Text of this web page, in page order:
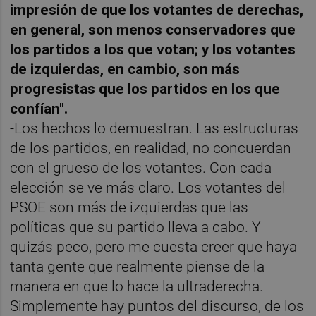
impresión de que los votantes de derechas,
en general, son menos conservadores que
los partidos a los que votan; y los votantes
de izquierdas, en cambio, son más
progresistas que los partidos en los que
confían".
-Los hechos lo demuestran. Las estructuras
de los partidos, en realidad, no concuerdan
con el grueso de los votantes. Con cada
elección se ve más claro. Los votantes del
PSOE son más de izquierdas que las
políticas que su partido lleva a cabo. Y
quizás peco, pero me cuesta creer que haya
tanta gente que realmente piense de la
manera en que lo hace la ultraderecha.
Simplemente hay puntos del discurso, de los